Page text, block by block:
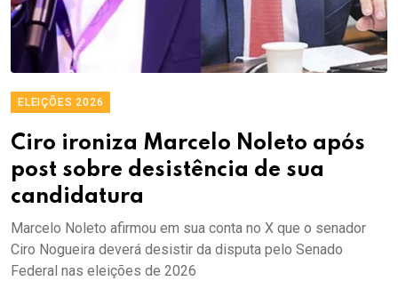
ELEIÇÕES 2026
Ciro ironiza Marcelo Noleto após
post sobre desistência de sua
candidatura
Marcelo Noleto afirmou em sua conta no X que o senador
Ciro Nogueira deverá desistir da disputa pelo Senado
Federal nas eleições de 2026